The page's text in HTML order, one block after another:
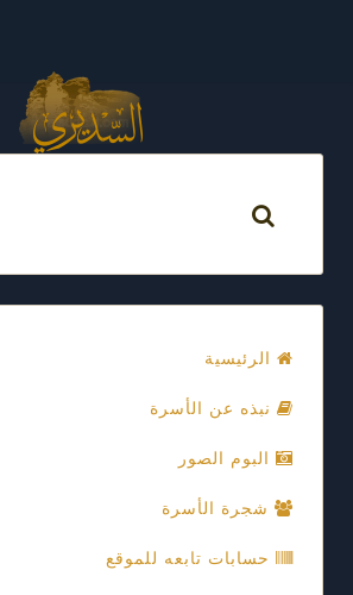
الرئيسية
نبذه عن الأسرة
البوم الصور
شجرة الأسرة
حسابات تابعه للموقع